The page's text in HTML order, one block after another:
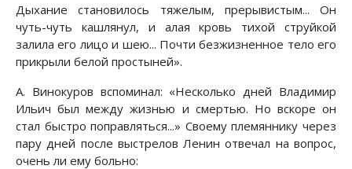
Дыхание становилось тяжелым, прерывистым... Он
чуть-чуть кашлянул, и алая кровь тихой струйкой
залила его лицо и шею... Почти безжизненное тело его
прикрыли белой простыней».
А. Винокуров вспоминал: «Несколько дней Владимир
Ильич был между жизнью и смертью. Но вскоре он
стал быстро поправляться...» Своему племяннику через
пару дней после выстрелов Ленин отвечал на вопрос,
очень ли ему больно: